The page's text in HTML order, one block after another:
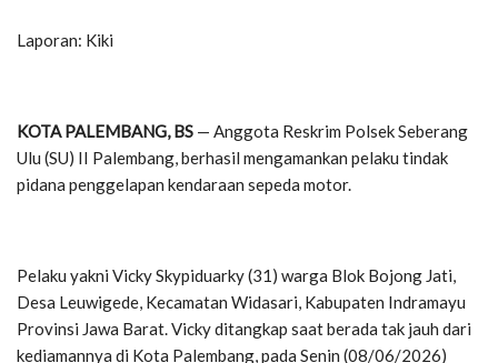
Laporan: Kiki
KOTA PALEMBANG, BS — Anggota Reskrim Polsek Seberang
Ulu (SU) II Palembang, berhasil mengamankan pelaku tindak
pidana penggelapan kendaraan sepeda motor.
Pelaku yakni Vicky Skypiduarky (31) warga Blok Bojong Jati,
Desa Leuwigede, Kecamatan Widasari, Kabupaten Indramayu
Provinsi Jawa Barat. Vicky ditangkap saat berada tak jauh dari
kediamannya di Kota Palembang, pada Senin (08/06/2026)